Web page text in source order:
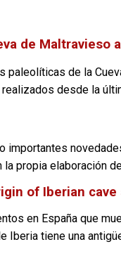
de
de la
desde la
propia elaboración
of Iberian cave
en España que
tiene una